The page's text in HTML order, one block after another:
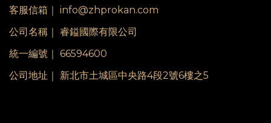
客服信箱｜ info@zhprokan.com
公司名稱｜ 睿鎰國際有限公司
統一編號｜ 66594600
公司地址｜ 新北市土城區中央路4段2號6樓之5